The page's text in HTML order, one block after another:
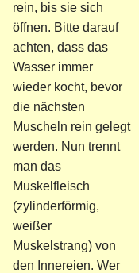
rein, bis sie sich
öffnen. Bitte darauf
achten, dass das
Wasser immer
wieder kocht, bevor
die nächsten
Muscheln rein gelegt
werden. Nun trennt
man das
Muskelfleisch
(zylinderförmig,
weißer
Muskelstrang) von
den Innereien. Wer